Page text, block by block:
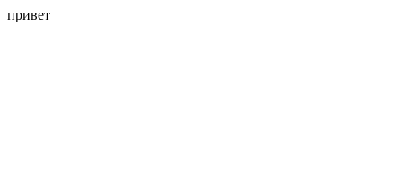
привет